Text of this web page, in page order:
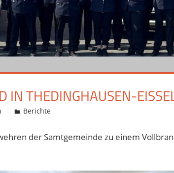
THEDINGHAUSEN-
Berichte
der Samtgemeinde zu einem